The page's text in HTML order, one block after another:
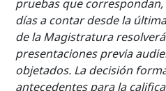
pruebas que
días a contar desde la
de la Magistratura
presentaciones previa
objetados. La decisión
antecedentes para la